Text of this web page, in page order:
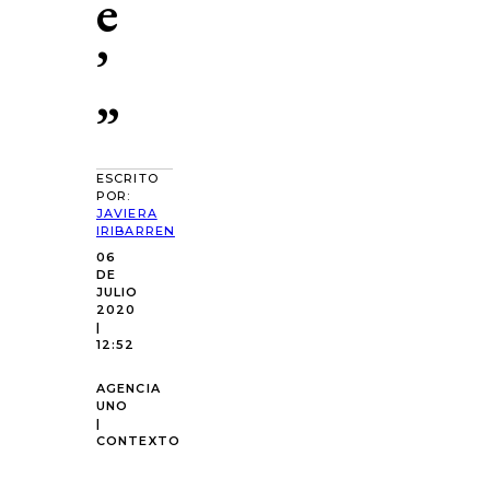
’
”
ESCRITO
POR:
JAVIERA
IRIBARREN
06
DE
JULIO
2020
|
12:52
AGENCIA
UNO
|
CONTEXTO